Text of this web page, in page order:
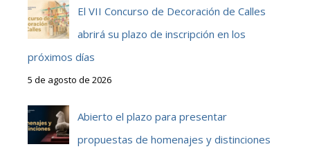
El VII Concurso de Decoración de Calles
abrirá su plazo de inscripción en los
próximos días
5 de agosto de 2026
Abierto el plazo para presentar
propuestas de homenajes y distinciones